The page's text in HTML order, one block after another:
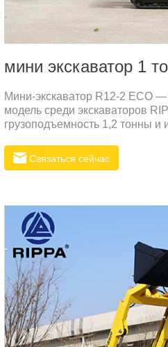
мини экскаватор 1
Мини-экскаватор R12-2 ECO
модель среди экскаваторов
грузоподъемность 1,2 тонны и
низкого уровня шума и низкой
— дизельный.
Связаться сейчас